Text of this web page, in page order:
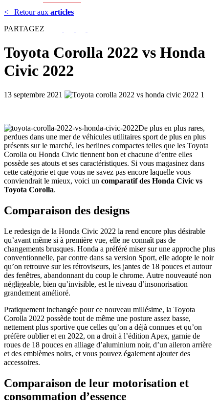
<
Retour aux articles
PARTAGEZ
Toyota Corolla 2022 vs Honda
Civic 2022
13 septembre 2021
De plus en plus rares,
perdues dans une mer de véhicules utilitaires sport de plus en plus
présents sur le marché, les berlines compactes telles que les Toyota
Corolla ou Honda Civic tiennent bon et chacune d’entre elles
possède ses atouts et ses caractéristiques. Si vous magasinez dans
cette catégorie et que vous ne savez pas encore laquelle vous
conviendrait le mieux, voici un comparatif des Honda Civic vs
Toyota Corolla.
Comparaison des designs
Le redesign de la Honda Civic 2022 la rend encore plus désirable
qu’avant même si à première vue, elle ne connaît pas de
changements brusques. Honda a préféré miser sur une approche plus
conventionnelle, par contre dans sa version Sport, elle adopte le noir
qu’on retrouve sur les rétroviseurs, les jantes de 18 pouces et autour
des fenêtres, abandonnant du coup le chrome. Autre nouveauté non
négligeable, bien qu’invisible, est le niveau d’insonorisation
grandement amélioré.
Pratiquement inchangée pour ce nouveau millésime, la Toyota
Corolla 2022 possède tout de même une posture assez basse,
nettement plus sportive que celles qu’on a déjà connues et qu’on
préfère oublier et en 2022, on a droit à l’édition Apex, garnie de
roues de 18 pouces en alliage d’aluminium noir, d’un aileron arrière
et des emblèmes noirs, et vous pouvez également ajouter des
accessoires.
Comparaison de leur motorisation et
consommation d’essence